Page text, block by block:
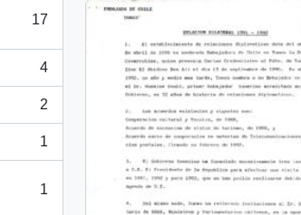
17
4
2
1
1